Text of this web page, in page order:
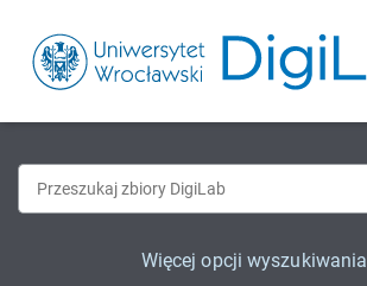
Więcej opcji wyszukiwania